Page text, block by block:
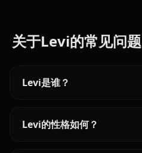
关于Levi的常见问题
Levi是谁？
Levi的性格如何？